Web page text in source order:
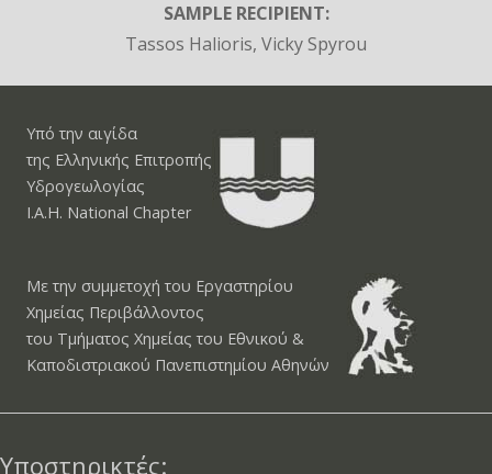
SAMPLE RECIPIENT:
Tassos Halioris, Vicky Spyrou
Υπό την αιγίδα
της Ελληνικής Επιτροπής
Υδρογεωλογίας
I.A.H. National Chapter
Με την συμμετοχή του Εργαστηρίου
Χημείας Περιβάλλοντος
του Τμήματος Χημείας του Εθνικού &
Καποδιστριακού Πανεπιστημίου Αθηνών
Υποστηρικτές: